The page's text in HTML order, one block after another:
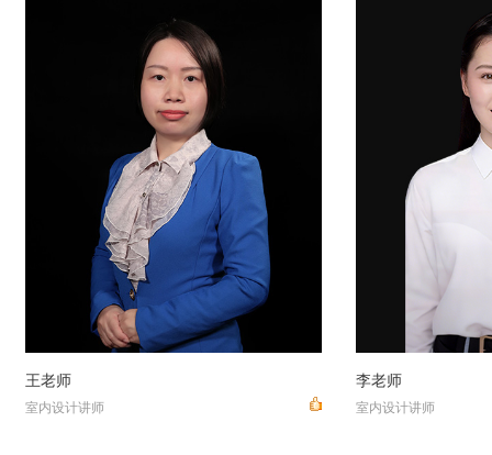
初老师
室内设计讲师
乔老师
室内设计讲师